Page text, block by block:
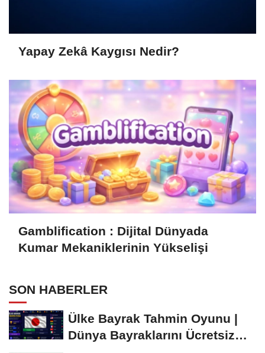
Yapay Zekâ Kaygısı Nedir?
Gamblification : Dijital Dünyada
Kumar Mekaniklerinin Yükselişi
SON HABERLER
Ülke Bayrak Tahmin Oyunu |
Dünya Bayraklarını Ücretsiz